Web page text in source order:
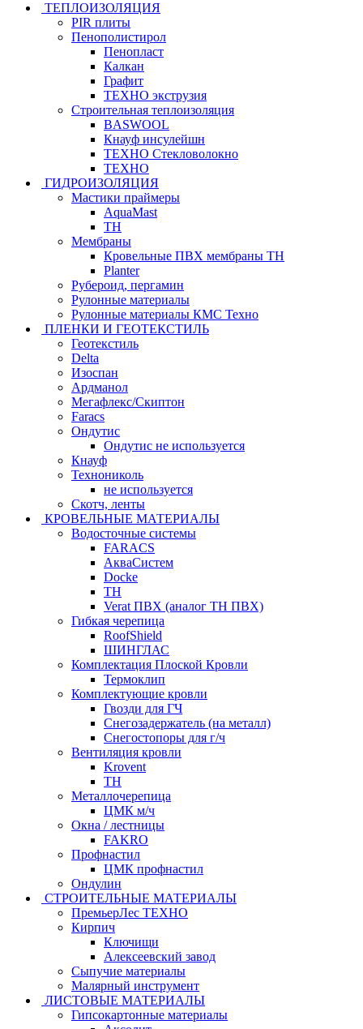
ТЕПЛОИЗОЛЯЦИЯ
PIR плиты
Пенополистирол
Пенопласт
Калкан
Графит
ТЕХНО экструзия
Строительная теплоизоляция
BASWOOL
Кнауф инсулейшн
ТЕХНО Стекловолокно
ТЕХНО
ГИДРОИЗОЛЯЦИЯ
Мастики праймеры
AquaMast
ТН
Мембраны
Кровельные ПВХ мембраны ТН
Planter
Рубероид, пергамин
Рулонные материалы
Рулонные материалы КМС Техно
ПЛЕНКИ И ГЕОТЕКСТИЛЬ
Геотекстиль
Delta
Изоспан
Ардманол
Мегафлекс/Скиптон
Faracs
Ондутис
Ондутис не используется
Кнауф
Технониколь
не используется
Скотч, ленты
КРОВЕЛЬНЫЕ МАТЕРИАЛЫ
Водосточные системы
FARACS
АкваСистем
Docke
ТН
Verat ПВХ (аналог ТН ПВХ)
Гибкая черепица
RoofShield
ШИНГЛАС
Комплектация Плоской Кровли
Термоклип
Комплектующие кровли
Гвозди для ГЧ
Снегозадержатель (на металл)
Снегостопоры для г/ч
Вентиляция кровли
Krovent
ТН
Металлочерепица
ЦМК м/ч
Окна / лестницы
FAKRO
Профнастил
ЦМК профнастил
Ондулин
СТРОИТЕЛЬНЫЕ МАТЕРИАЛЫ
ПремьерЛес ТЕХНО
Кирпич
Ключищи
Алексеевский завод
Сыпучие материалы
Малярный инструмент
ЛИСТОВЫЕ МАТЕРИАЛЫ
Гипсокартонные материалы